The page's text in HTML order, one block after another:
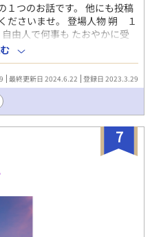
１つのお話です。 他にも投稿
ださいませ。 登場人物 朔 １
由人で何事も たおやかに受
久しぶりに央未と再会して 心
い。 とりあえず央未の顔は好
たせいで すっかり性格が、ね
でも時々、強がる事を忘れ 無
束縛しちゃう系。 元は、人当
最終更新日 2024.6.22 登録日 2023.3.29
7